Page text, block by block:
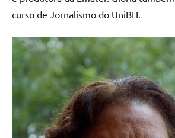
curso de Jornalismo do UniBH.